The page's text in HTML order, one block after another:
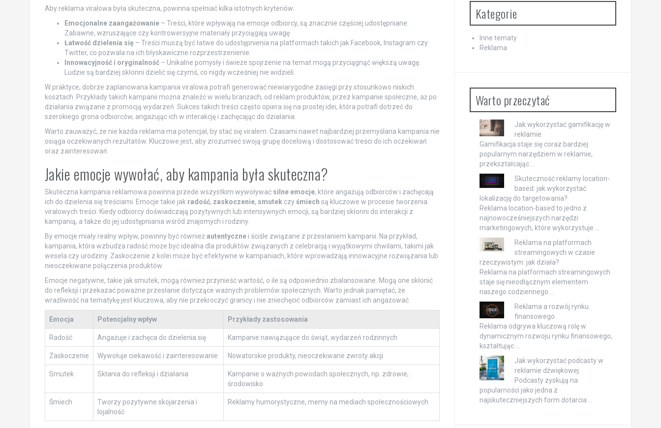
Aby reklama viralowa była skuteczna, powinna spełniać kilka istotnych kryteriów:
Emocjonalne zaangażowanie– Treści, które wpływają na emocje odbiorcy, są znacznie częściej udostępniane.
Zabawne, wzruszające czy kontrowersyjne materiały przyciągają uwagę.
Łatwość dzielenia się – Treści muszą być łatwe do udostępnienia na platformach takich jak Facebook, Instagram czy
Twitter, co pozwala na ich błyskawiczne rozprzestrzenienie.
Innowacyjność i oryginalność– Unikalne pomysły i świeże spojrzenie na temat mogą przyciągnąć większą uwagę.
Ludzie są bardziej skłonni dzielić się czymś, co nigdy wcześniej nie widzieli.
W praktyce, dobrze zaplanowana kampania viralowa potrafi generować niewiarygodne zasięgi przy stosunkowo niskich
kosztach. Przykłady takich kampanii można znaleźć w wielu branżach, od reklam produktów, przez kampanie społeczne, aż po
działania związane z promocją wydarzeń. Sukces takich treści często opiera się na prostej idei, która potrafi dotrzeć do
szerokiego grona odbiorców, angażując ich w interakcję i zachęcając do działania.
Warto zauważyć, że nie każda reklama ma potencjał, by stać się viralem. Czasami nawet najbardziej przemyślana kampania nie
osiąga oczekiwanych rezultatów. Kluczowe jest, aby zrozumieć swoją grupę docelową i dostosować treści do ich oczekiwań
oraz zainteresowań.
Jakie emocje wywołać, aby kampania była skuteczna?
Skuteczna kampania reklamowa powinna przede wszystkim wywoływać silne emocje, które angażują odbiorców i zachęcają
ich do dzielenia się treściami. Emocje takie jak radość, zaskoczenie, smutekczyśmiech są kluczowe w procesie tworzenia
viralowych treści. Kiedy odbiorcy doświadczają pozytywnych lub intensywnych emocji, są bardziej skłonni do interakcji z
kampanią, a także do jej udostępniania wśród znajomych i rodziny.
By emocje miały realny wpływ, powinny być również autentycznei ściśle związane z przesłaniem kampanii. Na przykład,
kampania, która wzbudza radość może być idealna dla produktów związanych z celebracją i wyjątkowymi chwilami, takimi jak
wesela czy urodziny. Zaskoczenie z kolei może być efektywne w kampaniach, które wprowadzają innowacyjne rozwiązania lub
nieoczekiwane połączenia produktów.
Emocje negatywne, takie jak smutek, mogą również przynieść wartość, o ile są odpowiednio zbalansowane. Mogą one skłonić
do refleksji i przekazać poważne przesłanie dotyczące ważnych problemów społecznych. Warto jednak pamiętać, że
wrażliwość na tematykę jest kluczowa, aby nie przekroczyć granicy i nie zniechęcić odbiorców zamiast ich angażować.
Emocja Potencjalny wpływ Przykłady zastosowania
Radość Angażuje i zachęca do dzielenia się Kampanie nawiązujące do świąt, wydarzeń rodzinnych
Zaskoczenie Wywołuje ciekawość i zainteresowanie Nowatorskie produkty, nieoczekiwane zwroty akcji
Smutek Skłania do refleksji i działania
Kampanie o ważnych powodach społecznych, np. zdrowie,
środowisko
Śmiech
Tworzy pozytywne skojarzenia i
lojalność
Reklamy humorystyczne, memy na mediach społecznościowych
Kategorie
Inne tematy
Reklama
Warto przeczytać
Jak wykorzystać gamifikację w
reklamie
Gamifikacja staje się coraz bardziej
popularnym narzędziem w reklamie,
przekształcając …
Skuteczność reklamy location-
based: jak wykorzystać
lokalizację do targetowania?
Reklama location-based to jedno z
najnowocześniejszych narzędzi
marketingowych, które wykorzystuje …
Reklama na platformach
streamingowych w czasie
rzeczywistym: jak działa?
Reklama na platformach streamingowych
staje się nieodłącznym elementem
naszego codziennego …
Reklama a rozwój rynku
finansowego
Reklama odgrywa kluczową rolę w
dynamicznym rozwoju rynku finansowego,
kształtując …
Jak wykorzystać podcasty w
reklamie dźwiękowej
Podcasty zyskują na
popularności jako jedna z
najskuteczniejszych form dotarcia …